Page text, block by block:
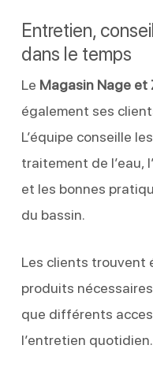
Entretien,
dans le temps
Le Magasin Nage et
également ses
L’équipe conseille
traitement de l’eau,
et les bonnes
du bassin.
Les clients trouvent
produits
que différents
l’entretien quotidien.